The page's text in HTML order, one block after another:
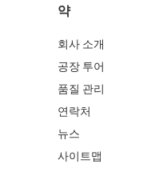
약
회사 소개
공장 투어
품질 관리
연락처
뉴스
사이트맵